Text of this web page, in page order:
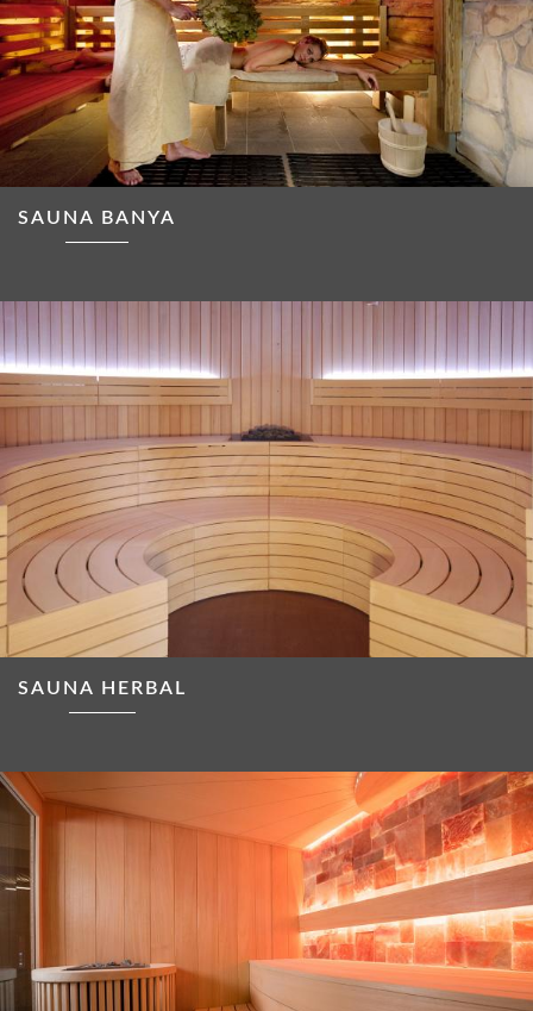
SAUNA BANYA
SAUNA HERBAL